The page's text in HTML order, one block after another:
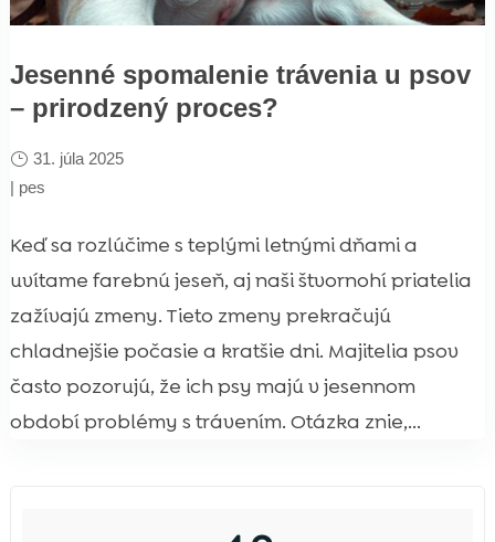
Jesenné spomalenie trávenia u psov
– prirodzený proces?
31. júla 2025
| pes
Keď sa rozlúčime s teplými letnými dňami a
uvítame farebnú jeseň, aj naši štvornohí priatelia
zažívajú zmeny. Tieto zmeny prekračujú
chladnejšie počasie a kratšie dni. Majitelia psov
často pozorujú, že ich psy majú v jesennom
období problémy s trávením. Otázka znie,...